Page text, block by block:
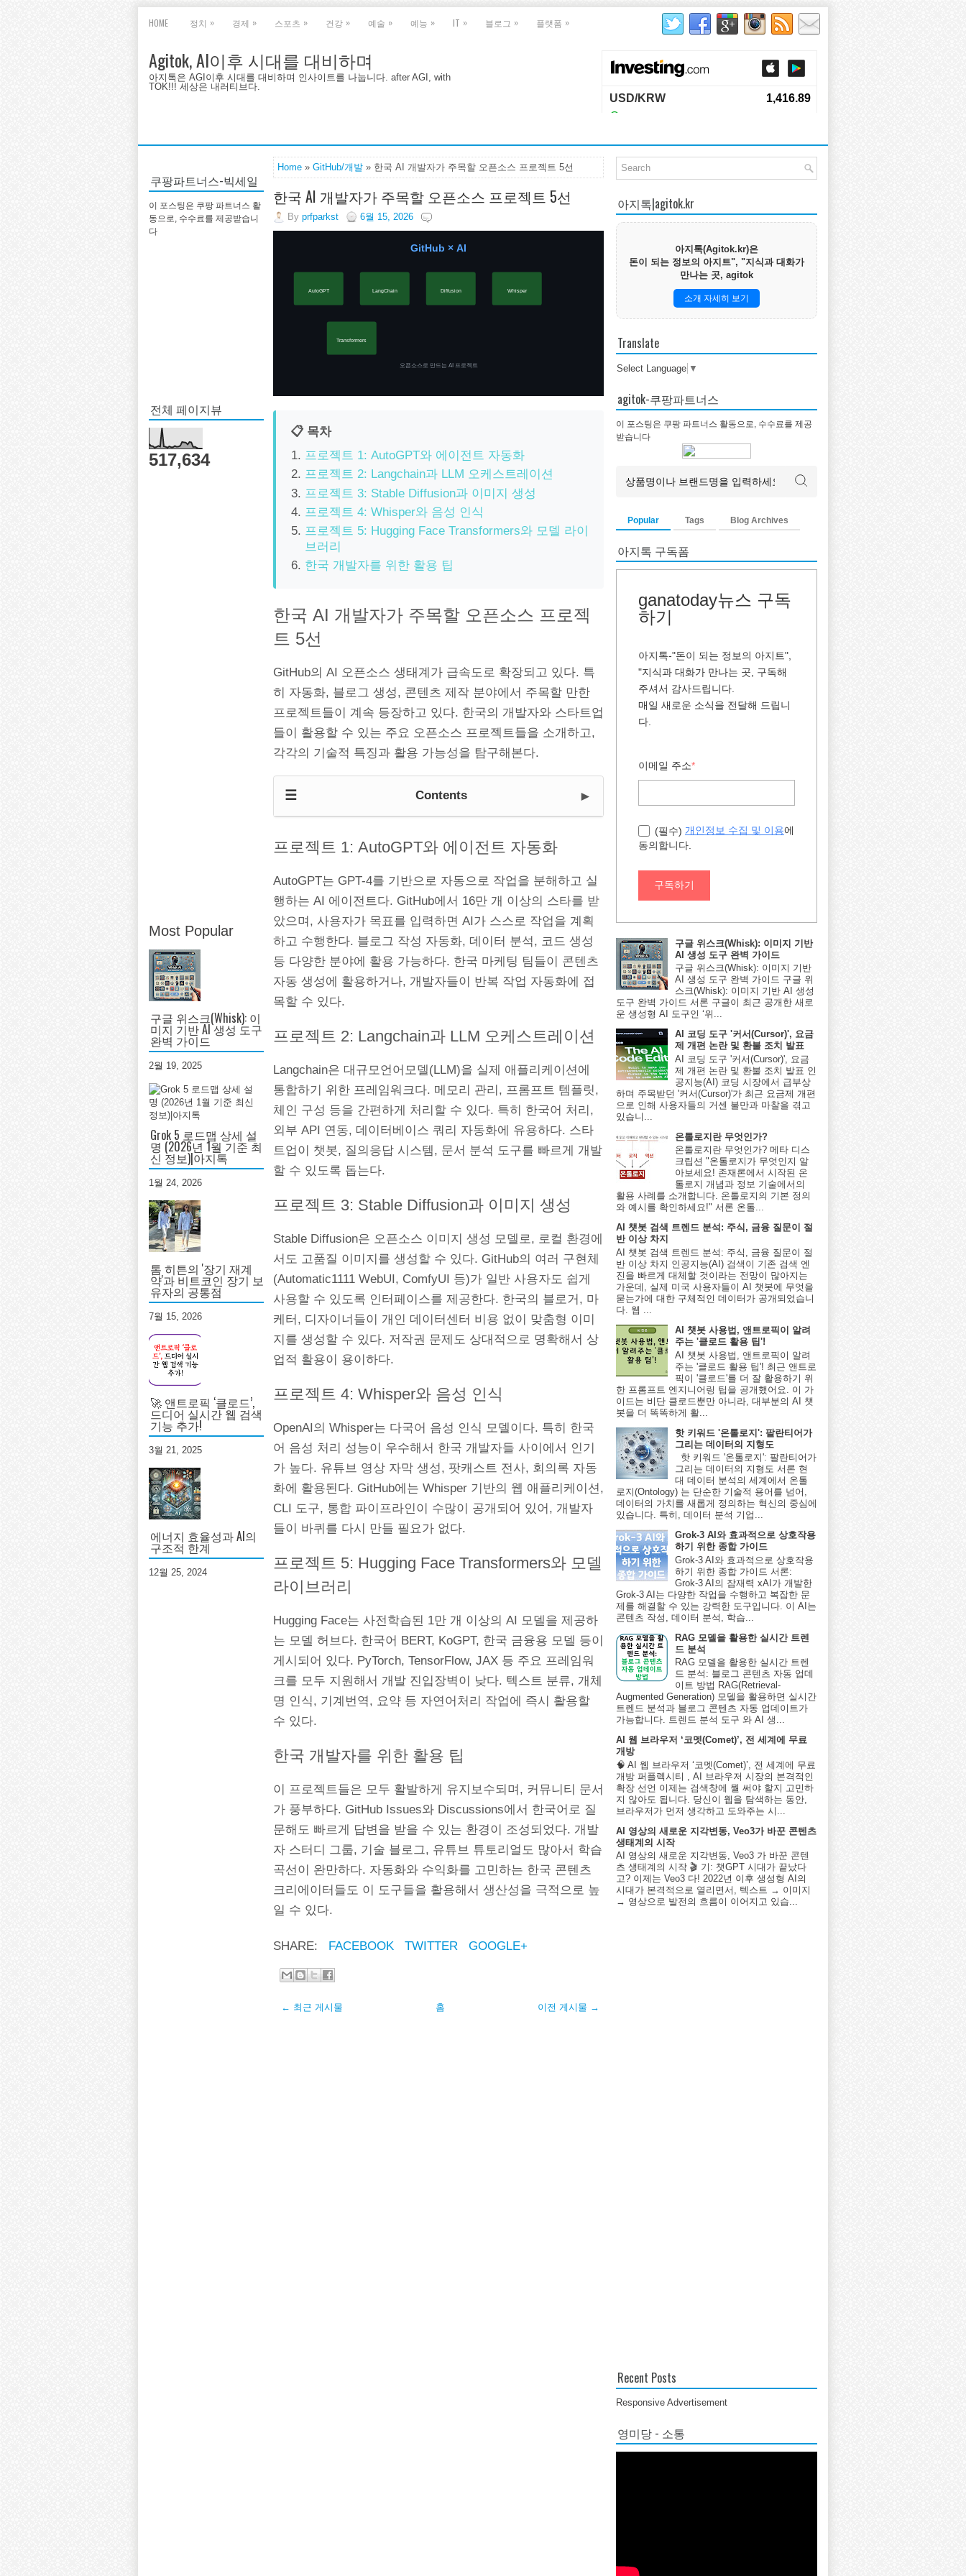
HOME 정치 » 경제 » 스포츠 » 건강 » 예술 » 예능 » IT » 블로그 » 플랫폼 »
Agitok, AI이후 시대를 대비하며
아지톡은 AGI이후 시대를 대비하며 인사이트를 나눕니다. after AGI, with
TOK!!! 세상은 내러티브다.
쿠팡파트너스-빅세일
이 포스팅은 쿠팡 파트너스 활
동으로, 수수료를 제공받습니
다
전체 페이지뷰
517,634
Most Popular
구글 위스크(Whisk): 이
미지 기반 AI 생성 도구
완벽 가이드
2월 19, 2025
Grok 5 로드맵 상세 설
명 (2026년 1월 기준 최
신 정보)|아지톡
1월 24, 2026
톰 히튼의 '장기 재계
약'과 비트코인 장기 보
유자의 공통점
7월 15, 2026
🚀 앤트로픽 ‘클로드’,
드디어 실시간 웹 검색
기능 추가!
3월 21, 2025
에너지 효율성과 AI의
구조적 한계
12월 25, 2024
Home » GitHub/개발 » 한국 AI 개발자가 주목할 오픈소스 프로젝트 5선
한국 AI 개발자가 주목할 오픈소스 프로젝트 5선
By prfparkst 6월 15, 2026
GitHub × AI
AutoGPT LangChain Diffusion Whisper
Transformers
오픈소스로 만드는 AI 프로젝트
📋 목차
프로젝트 1: AutoGPT와 에이전트 자동화
프로젝트 2: Langchain과 LLM 오케스트레이션
프로젝트 3: Stable Diffusion과 이미지 생성
프로젝트 4: Whisper와 음성 인식
프로젝트 5: Hugging Face Transformers와 모델 라이
브러리
한국 개발자를 위한 활용 팁
한국 AI 개발자가 주목할 오픈소스 프로젝
트 5선
GitHub의 AI 오픈소스 생태계가 급속도로 확장되고 있다. 특
히 자동화, 블로그 생성, 콘텐츠 제작 분야에서 주목할 만한
프로젝트들이 계속 등장하고 있다. 한국의 개발자와 스타트업
들이 활용할 수 있는 주요 오픈소스 프로젝트들을 소개하고,
각각의 기술적 특징과 활용 가능성을 탐구해본다.
☰ Contents ►
프로젝트 1: AutoGPT와 에이전트 자동화
AutoGPT는 GPT-4를 기반으로 자동으로 작업을 분해하고 실
행하는 AI 에이전트다. GitHub에서 16만 개 이상의 스타를 받
았으며, 사용자가 목표를 입력하면 AI가 스스로 작업을 계획
하고 수행한다. 블로그 작성 자동화, 데이터 분석, 코드 생성
등 다양한 분야에 활용 가능하다. 한국 마케팅 팀들이 콘텐츠
자동 생성에 활용하거나, 개발자들이 반복 작업 자동화에 접
목할 수 있다.
프로젝트 2: Langchain과 LLM 오케스트레이션
Langchain은 대규모언어모델(LLM)을 실제 애플리케이션에
통합하기 위한 프레임워크다. 메모리 관리, 프롬프트 템플릿,
체인 구성 등을 간편하게 처리할 수 있다. 특히 한국어 처리,
외부 API 연동, 데이터베이스 쿼리 자동화에 유용하다. 스타
트업이 챗봇, 질의응답 시스템, 문서 분석 도구를 빠르게 개발
할 수 있도록 돕는다.
프로젝트 3: Stable Diffusion과 이미지 생성
Stable Diffusion은 오픈소스 이미지 생성 모델로, 로컬 환경에
서도 고품질 이미지를 생성할 수 있다. GitHub의 여러 구현체
(Automatic1111 WebUI, ComfyUI 등)가 일반 사용자도 쉽게
사용할 수 있도록 인터페이스를 제공한다. 한국의 블로거, 마
케터, 디자이너들이 개인 데이터센터 비용 없이 맞춤형 이미
지를 생성할 수 있다. 저작권 문제도 상대적으로 명확해서 상
업적 활용이 용이하다.
프로젝트 4: Whisper와 음성 인식
OpenAI의 Whisper는 다국어 음성 인식 모델이다. 특히 한국
어 음성 처리 성능이 우수해서 한국 개발자들 사이에서 인기
가 높다. 유튜브 영상 자막 생성, 팟캐스트 전사, 회의록 자동
화에 활용된다. GitHub에는 Whisper 기반의 웹 애플리케이션,
CLI 도구, 통합 파이프라인이 수많이 공개되어 있어, 개발자
들이 바퀴를 다시 만들 필요가 없다.
프로젝트 5: Hugging Face Transformers와 모델
라이브러리
Hugging Face는 사전학습된 1만 개 이상의 AI 모델을 제공하
는 모델 허브다. 한국어 BERT, KoGPT, 한국 금융용 모델 등이
게시되어 있다. PyTorch, TensorFlow, JAX 등 주요 프레임워
크를 모두 지원해서 개발 진입장벽이 낮다. 텍스트 분류, 개체
명 인식, 기계번역, 요약 등 자연어처리 작업에 즉시 활용할
수 있다.
한국 개발자를 위한 활용 팁
이 프로젝트들은 모두 활발하게 유지보수되며, 커뮤니티 문서
가 풍부하다. GitHub Issues와 Discussions에서 한국어로 질
문해도 빠르게 답변을 받을 수 있는 환경이 조성되었다. 개발
자 스터디 그룹, 기술 블로그, 유튜브 튜토리얼도 많아서 학습
곡선이 완만하다. 자동화와 수익화를 고민하는 한국 콘텐츠
크리에이터들도 이 도구들을 활용해서 생산성을 극적으로 높
일 수 있다.
SHARE: FACEBOOK TWITTER GOOGLE+
← 최근 게시물 이전 게시물 →
홈
아지톡|agitok.kr
아지톡(Agitok.kr)은
돈이 되는 정보의 아지트", "지식과 대화가
만나는 곳, agitok
소개 자세히 보기
Translate
Select Language ▼
agitok-쿠팡파트너스
이 포스팅은 쿠팡 파트너스 활동으로, 수수료를 제공
받습니다
Popular Tags Blog Archives
아지톡 구독폼
ganatoday뉴스 구독
하기
아지톡-"돈이 되는 정보의 아지트",
"지식과 대화가 만나는 곳, 구독해
주셔서 감사드립니다.
매일 새로운 소식을 전달해 드립니
다.
이메일 주소*
(필수) 개인정보 수집 및 이용에
동의합니다.
구독하기
구글 위스크(Whisk): 이미지 기반
AI 생성 도구 완벽 가이드
구글 위스크(Whisk): 이미지 기반
AI 생성 도구 완벽 가이드 구글 위
스크(Whisk): 이미지 기반 AI 생성
도구 완벽 가이드 서론 구글이 최근 공개한 새로
운 생성형 AI 도구인 ‘위...
AI 코딩 도구 '커서(Cursor)', 요금
제 개편 논란 및 환불 조치 발표
AI 코딩 도구 '커서(Cursor)', 요금
제 개편 논란 및 환불 조치 발표 인
공지능(AI) 코딩 시장에서 급부상
하며 주목받던 '커서(Cursor)'가 최근 요금제 개편
으로 인해 사용자들의 거센 불만과 마찰을 겪고
있습니...
온톨로지란 무엇인가?
온톨로지란 무엇인가? 메타 디스
크립션 "온톨로지가 무엇인지 알
아보세요! 존재론에서 시작된 온
톨로지 개념과 정보 기술에서의
활용 사례를 소개합니다. 온톨로지의 기본 정의
와 예시를 확인하세요!" 서론 온톨...
AI 챗봇 검색 트렌드 분석: 주식, 금융 질문이 절
반 이상 차지
AI 챗봇 검색 트렌드 분석: 주식, 금융 질문이 절
반 이상 차지 인공지능(AI) 검색이 기존 검색 엔
진을 빠르게 대체할 것이라는 전망이 많아지는
가운데, 실제 미국 사용자들이 AI 챗봇에 무엇을
묻는가에 대한 구체적인 데이터가 공개되었습니
다. 웹 ...
AI 챗봇 사용법, 앤트로픽이 알려
주는 '클로드 활용 팁'!
AI 챗봇 사용법, 앤트로픽이 알려
주는 '클로드 활용 팁'! 최근 앤트로
픽이 '클로드'를 더 잘 활용하기 위
한 프롬프트 엔지니어링 팁을 공개했어요. 이 가
이드는 비단 클로드뿐만 아니라, 대부분의 AI 챗
봇을 더 똑똑하게 활...
핫 키워드 '온톨로지': 팔란티어가
그리는 데이터의 지형도
핫 키워드 '온톨로지': 팔란티어가
그리는 데이터의 지형도 서론 현
대 데이터 분석의 세계에서 온톨
로지(Ontology) 는 단순한 기술적 용어를 넘어,
데이터의 가치를 새롭게 정의하는 혁신의 중심에
있습니다. 특히, 데이터 분석 기업...
Grok-3 AI와 효과적으로 상호작용
하기 위한 종합 가이드
Grok-3 AI와 효과적으로 상호작용
하기 위한 종합 가이드 서론:
Grok-3 AI의 잠재력 xAI가 개발한
Grok-3 AI는 다양한 작업을 수행하고 복잡한 문
제를 해결할 수 있는 강력한 도구입니다. 이 AI는
콘텐츠 작성, 데이터 분석, 학습...
RAG 모델을 활용한 실시간 트렌
드 분석
RAG 모델을 활용한 실시간 트렌
드 분석: 블로그 콘텐츠 자동 업데
이트 방법 RAG(Retrieval-
Augmented Generation) 모델을 활용하면 실시간
트렌드 분석과 블로그 콘텐츠 자동 업데이트가
가능합니다. 트렌드 분석 도구 와 AI 생...
AI 웹 브라우저 ‘코멧(Comet)’, 전 세계에 무료
개방
🧠 AI 웹 브라우저 ‘코멧(Comet)’, 전 세계에 무료
개방 퍼플렉시티 , AI 브라우저 시장의 본격적인
확장 선언 이제는 검색창에 뭘 써야 할지 고민하
지 않아도 됩니다. 당신이 웹을 탐색하는 동안,
브라우저가 먼저 생각하고 도와주는 시...
AI 영상의 새로운 지각변동, Veo3가 바꾼 콘텐츠
생태계의 시작
AI 영상의 새로운 지각변동, Veo3 가 바꾼 콘텐
츠 생태계의 시작 🎬 기: 챗GPT 시대가 끝났다
고? 이제는 Veo3 다! 2022년 이후 생성형 AI의
시대가 본격적으로 열리면서, 텍스트 → 이미지
→ 영상으로 발전의 흐름이 이어지고 있습...
Recent Posts
Responsive Advertisement
영미당 - 소통